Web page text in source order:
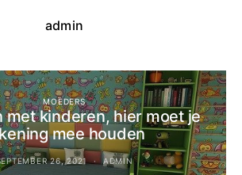
admin
MOEDERS
met kinderen, hier moet je
mee houden
26, 2021 ADMIN